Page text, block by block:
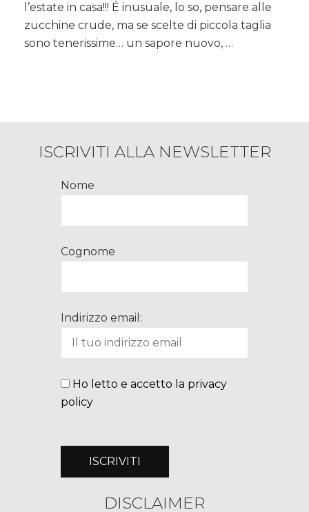
Zucchine
novelle
Pomodori
l’estate in casa!!! É inusuale, lo so, pensare alle
zucchine crude, ma se scelte di piccola taglia
sono tenerissime… un sapore nuovo, …
ISCRIVITI ALLA NEWSLETTER
Nome
Cognome
Indirizzo email:
Ho letto e accetto la privacy
policy
DISCLAIMER